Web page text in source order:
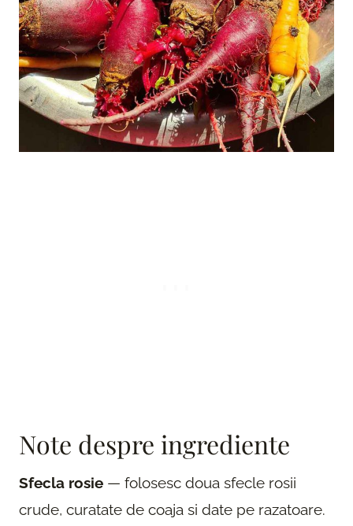
Note despre ingrediente
Sfecla rosie — folosesc doua sfecle rosii
crude, curatate de coaja si date pe razatoare.